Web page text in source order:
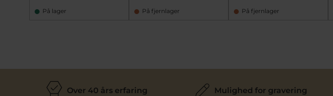
På lager På fjernlager På fjernlager
Over 40 års erfaring Mulighed for gravering